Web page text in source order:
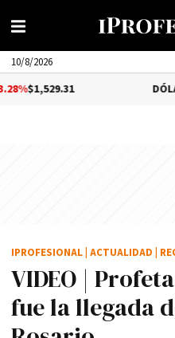
10/8/2026
-
VIDEO |
fue la llegada
IPROFESIONAL ACTUALIDAD